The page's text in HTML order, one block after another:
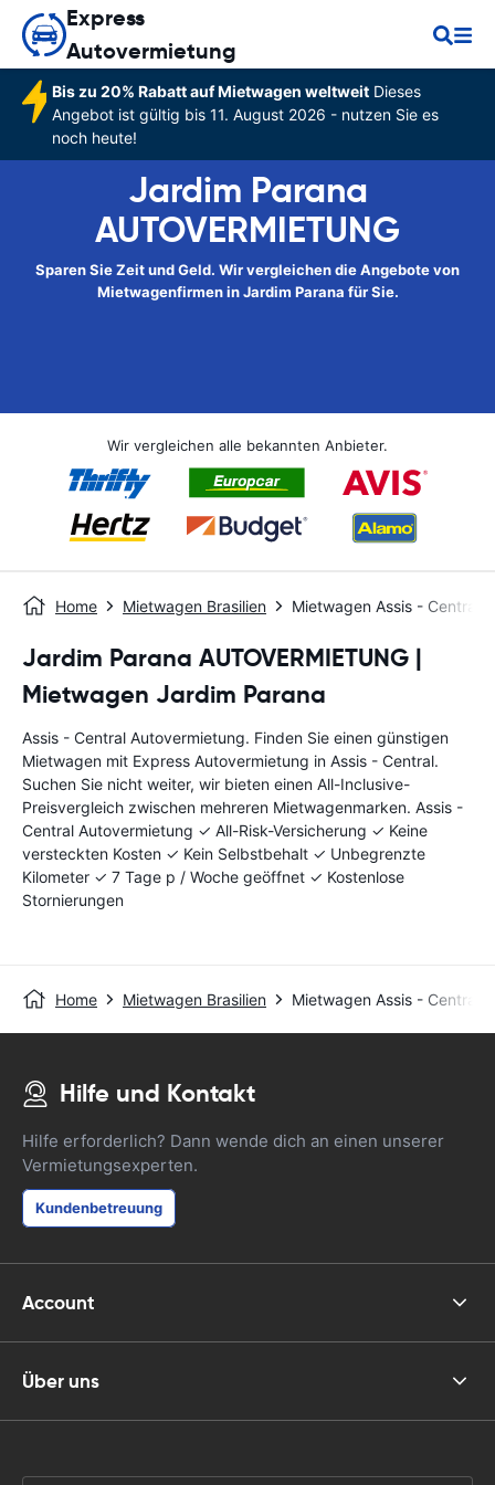
Express
Autovermietung
Bis zu 20% Rabatt auf Mietwagen weltweitDieses
Angebot ist gültig bis 11. August 2026 - nutzen Sie es
noch heute!
Jardim Parana
AUTOVERMIETUNG
Sparen Sie Zeit und Geld. Wir vergleichen die Angebote von
Mietwagenfirmen in Jardim Parana für Sie.
Wir vergleichen alle bekannten Anbieter.
Home Mietwagen Brasilien Mietwagen Assis - Central
Jardim Parana AUTOVERMIETUNG |
Mietwagen Jardim Parana
Assis - Central Autovermietung. Finden Sie einen günstigen
Mietwagen mit Express Autovermietung in Assis - Central.
Suchen Sie nicht weiter, wir bieten einen All-Inclusive-
Preisvergleich zwischen mehreren Mietwagenmarken. Assis -
Central Autovermietung ✓ All-Risk-Versicherung ✓ Keine
versteckten Kosten ✓ Kein Selbstbehalt ✓ Unbegrenzte
Kilometer ✓ 7 Tage p / Woche geöffnet ✓ Kostenlose
Stornierungen
Home Mietwagen Brasilien Mietwagen Assis - Central
Hilfe und Kontakt
Hilfe erforderlich? Dann wende dich an einen unserer
Vermietungsexperten.
Kundenbetreuung
Account
Über uns